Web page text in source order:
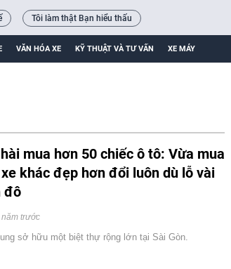
Tôi làm thật Bạn hiểu thấu
VĂN HÓA XE KỸ THUẬT VÀ TƯ VẤN XE MÁY
mua hơn 50 chiếc ô tô: Vừa mua
khác đẹp hơn đổi luôn dù lỗ vài
đô
năm trước
sở hữu một biệt thự rộng lớn tại Sài Gòn.